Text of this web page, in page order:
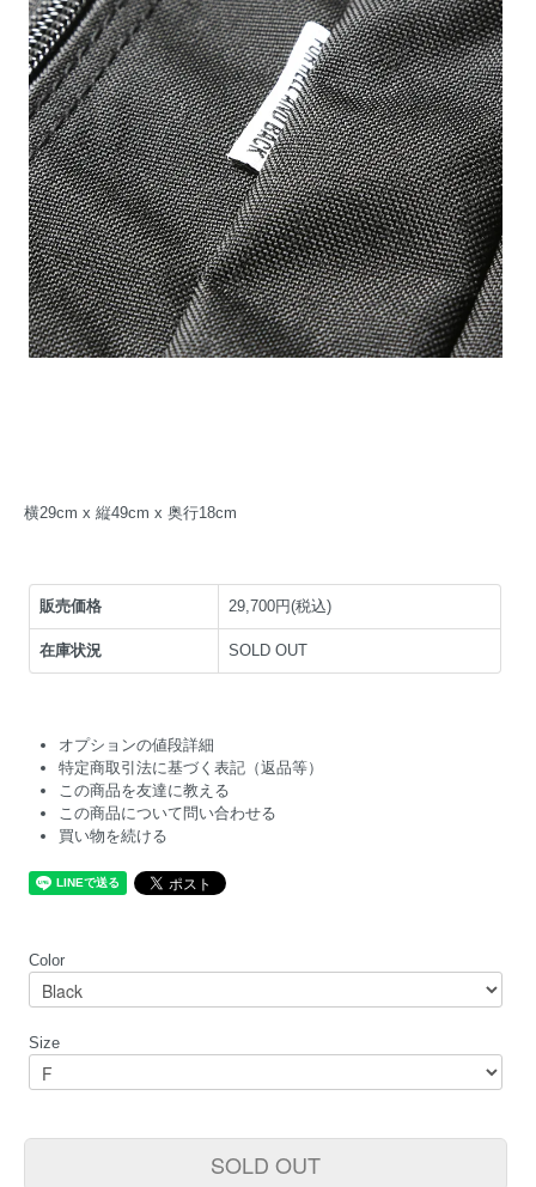
横29cm x 縦49cm x 奥行18cm
販売価格 29,700円(税込)
在庫状況 SOLD OUT
オプションの値段詳細
特定商取引法に基づく表記（返品等）
この商品を友達に教える
この商品について問い合わせる
買い物を続ける
Color
Size
SOLD OUT